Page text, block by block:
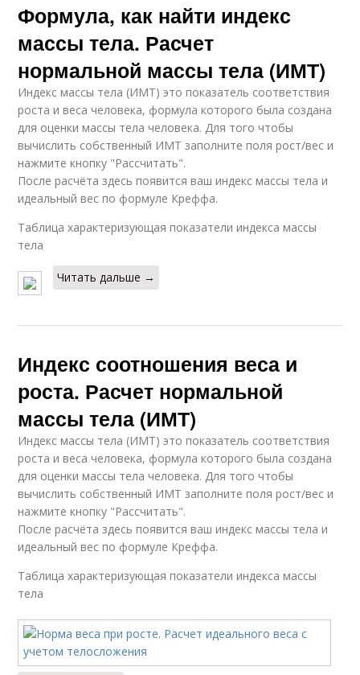
Формула, как найти индекс
массы тела. Расчет
нормальной массы тела (ИМТ)
Индекс массы тела (ИМТ) это показатель соответствия
роста и веса человека, формула которого была создана
для оценки массы тела человека. Для того чтобы
вычислить собственный ИМТ заполните поля рост/вес и
нажмите кнопку "Рассчитать".
После расчёта здесь появится ваш индекс массы тела и
идеальный вес по формуле Креффа.
Таблица характеризующая показатели индекса массы
тела
Читать дальше →
Индекс соотношения веса и
роста. Расчет нормальной
массы тела (ИМТ)
Индекс массы тела (ИМТ) это показатель соответствия
роста и веса человека, формула которого была создана
для оценки массы тела человека. Для того чтобы
вычислить собственный ИМТ заполните поля рост/вес и
нажмите кнопку "Рассчитать".
После расчёта здесь появится ваш индекс массы тела и
идеальный вес по формуле Креффа.
Таблица характеризующая показатели индекса массы
тела